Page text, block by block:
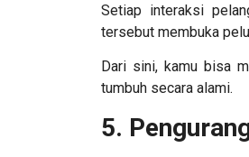
Setiap interaksi
tersebut membuka
Dari sini, kamu bisa
tumbuh secara alami.
5.